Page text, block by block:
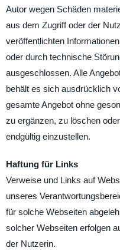
Autor wegen Schäden
aus dem Zugriff oder der
veröffentlichten
oder durch technische
ausgeschlossen. Alle
behält es sich ausdrücklich
gesamte Angebot ohne
zu ergänzen, zu löschen
endgültig einzustellen.
Haftung für Links
Verweise und Links auf
unseres
für solche Webseiten
solcher Webseiten erfolgen
der Nutzerin.